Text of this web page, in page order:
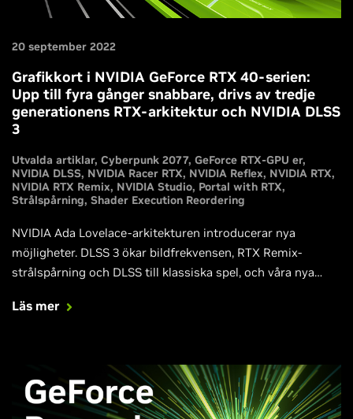
20 september 2022
Grafikkort i NVIDIA GeForce RTX 40-serien:
Upp till fyra gånger snabbare, drivs av tredje
generationens RTX-arkitektur och NVIDIA DLSS
3
Utvalda artiklar Cyberpunk 2077 GeForce RTX-GPU er
NVIDIA DLSS NVIDIA Racer RTX NVIDIA Reflex NVIDIA RTX
NVIDIA RTX Remix NVIDIA Studio Portal with RTX
Strålspårning Shader Execution Reordering
NVIDIA Ada Lovelace-arkitekturen introducerar nya
möjligheter. DLSS 3 ökar bildfrekvensen, RTX Remix-
strålspårning och DLSS till klassiska spel, och våra nya
kraft att spela helt strålspårade spel när de är som bäst. Få
Läs mer